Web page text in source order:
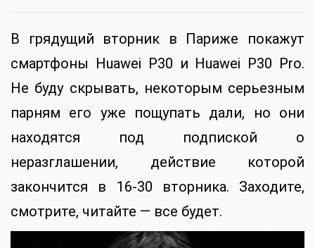
В грядущий вторник в Париже покажут
смартфоны Huawei P30 и Huawei P30 Pro.
Не буду скрывать, некоторым серьезным
парням его уже пощупать дали, но они
находятся под подпиской о
неразглашении, действие которой
закончится в 16-30 вторника. Заходите,
смотрите, читайте — все будет.